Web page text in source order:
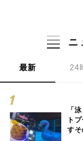
ニ
最新 24
「
ト
すそ